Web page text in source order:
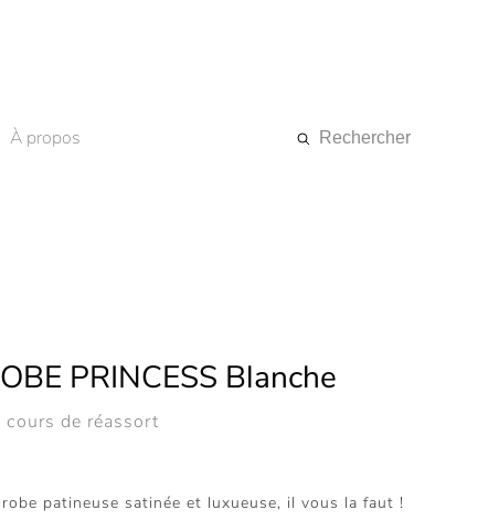
À propos Rechercher
PRINCESS Blanche
cours de réassort
robe patineuse satinée et luxueuse, il vous la faut !